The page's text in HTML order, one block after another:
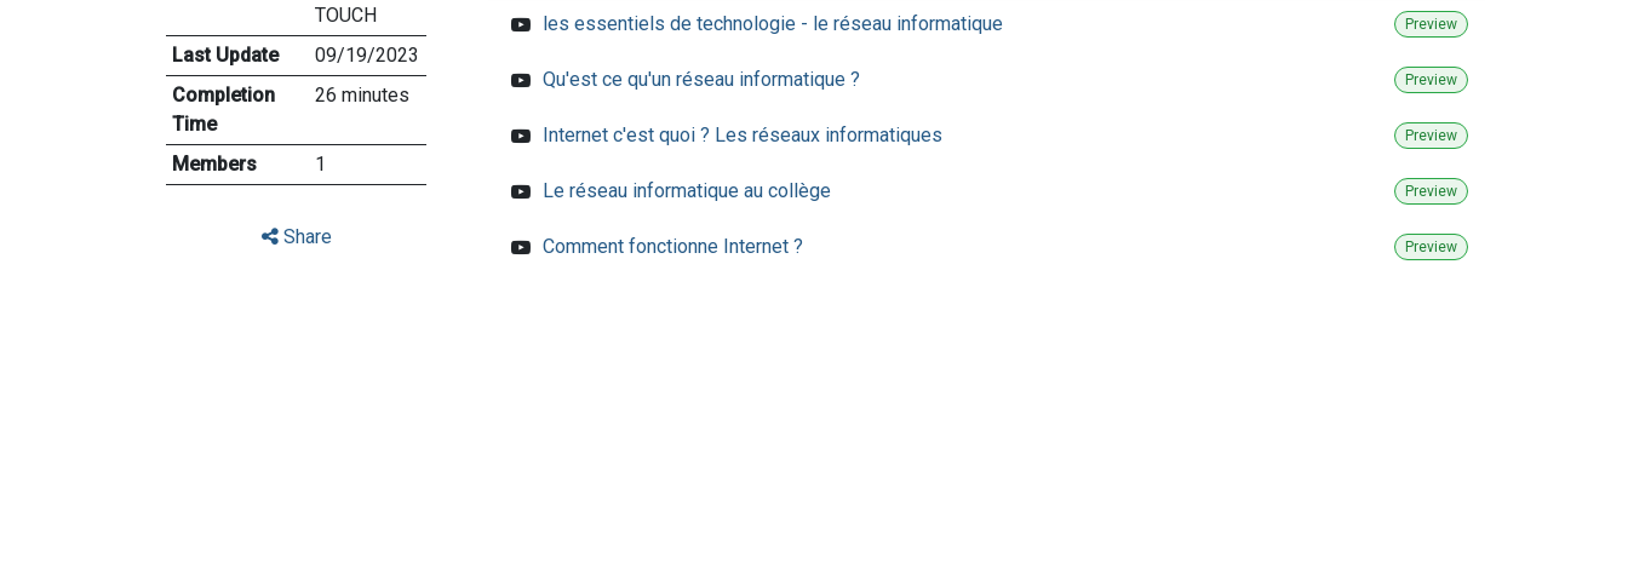
TOUCH
Last Update
09/19/2023
Completion
Time
26 minutes
Members 1
Share
les essentiels de technologie - le réseau informatique Preview
Qu'est ce qu'un réseau informatique ? Preview
Internet c'est quoi ? Les réseaux informatiques Preview
Le réseau informatique au collège Preview
Comment fonctionne Internet ? Preview